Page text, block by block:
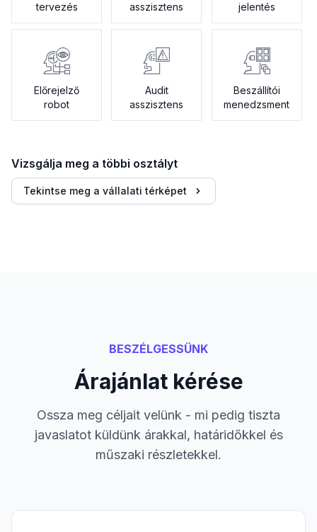
tervezés
asszisztens
jelentés
Előrejelző
robot
Audit
asszisztens
Beszállítói
menedzsment
Vizsgálja meg a többi osztályt
Tekintse meg a vállalati térképet
BESZÉLGESSÜNK
Árajánlat kérése
Ossza meg céljait velünk - mi pedig tiszta
javaslatot küldünk árakkal, határidőkkel és
műszaki részletekkel.